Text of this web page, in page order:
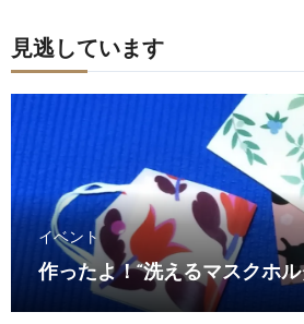
見逃しています
イベント
作ったよ！“洗えるマスクホル